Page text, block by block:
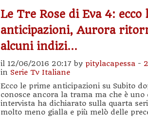
Le Tre Rose di Eva 4: ecco
anticipazioni, Aurora
alcuni indizi…
il 12/06/2016 20:17 by pitylacapessa -
in Serie Tv Italiane
Ecco le prime anticipazioni su Subito
conosce ancora la trama ma che è
intervista ha dichiarato sulla quarta
molto meno gialla e più melò delle